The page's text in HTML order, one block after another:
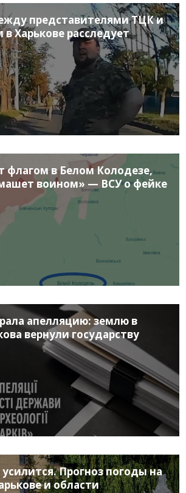
представителями ТЦК и
Харькове расследует
флагом в Белом Колодезе,
воином» — ВСУ о фейке
апелляцию: землю в
вернули государству
Прогноз погоды на
и области